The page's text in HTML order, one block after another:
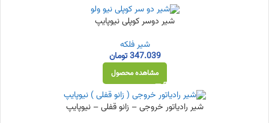
شیر دوسر کوپلی نیوپایپ
شیر فلکه
347.039 تومان
مشاهده محصول
شیر رادیاتور خروجی – زانو قفلی – نیوپایپ